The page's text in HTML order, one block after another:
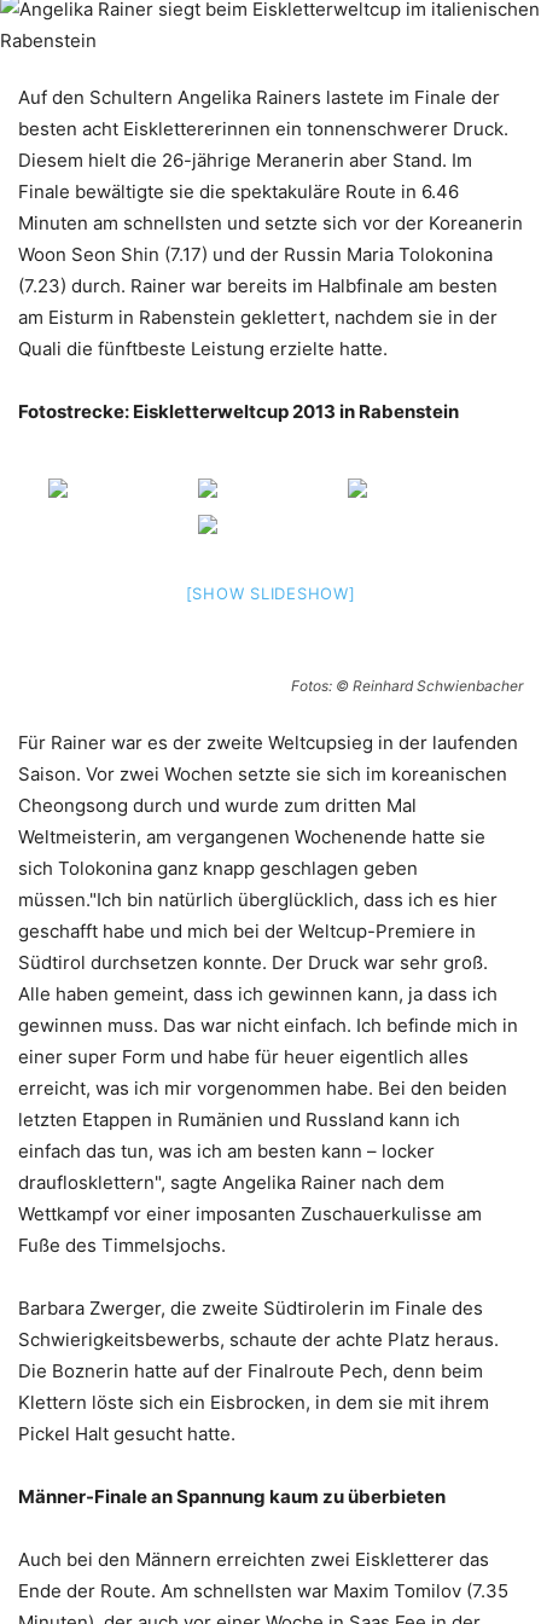
Auf den Schultern Angelika Rainers lastete im Finale der
besten acht Eisklettererinnen ein tonnenschwerer Druck.
Diesem hielt die 26-jährige Meranerin aber Stand. Im
Finale bewältigte sie die spektakuläre Route in 6.46
Minuten am schnellsten und setzte sich vor der Koreanerin
Woon Seon Shin (7.17) und der Russin Maria Tolokonina
(7.23) durch. Rainer war bereits im Halbfinale am besten
am Eisturm in Rabenstein geklettert, nachdem sie in der
Quali die fünftbeste Leistung erzielte hatte.
Fotostrecke: Eiskletterweltcup 2013 in Rabenstein
[SHOW SLIDESHOW]
Fotos: © Reinhard Schwienbacher
Für Rainer war es der zweite Weltcupsieg in der laufenden
Saison. Vor zwei Wochen setzte sie sich im koreanischen
Cheongsong durch und wurde zum dritten Mal
Weltmeisterin, am vergangenen Wochenende hatte sie
sich Tolokonina ganz knapp geschlagen geben
müssen."Ich bin natürlich überglücklich, dass ich es hier
geschafft habe und mich bei der Weltcup-Premiere in
Südtirol durchsetzen konnte. Der Druck war sehr groß.
Alle haben gemeint, dass ich gewinnen kann, ja dass ich
gewinnen muss. Das war nicht einfach. Ich befinde mich in
einer super Form und habe für heuer eigentlich alles
erreicht, was ich mir vorgenommen habe. Bei den beiden
letzten Etappen in Rumänien und Russland kann ich
einfach das tun, was ich am besten kann – locker
drauflosklettern", sagte Angelika Rainer nach dem
Wettkampf vor einer imposanten Zuschauerkulisse am
Fuße des Timmelsjochs.
Barbara Zwerger, die zweite Südtirolerin im Finale des
Schwierigkeitsbewerbs, schaute der achte Platz heraus.
Die Boznerin hatte auf der Finalroute Pech, denn beim
Klettern löste sich ein Eisbrocken, in dem sie mit ihrem
Pickel Halt gesucht hatte.
Männer-Finale an Spannung kaum zu überbieten
Auch bei den Männern erreichten zwei Eiskletterer das
Ende der Route. Am schnellsten war Maxim Tomilov (7.35